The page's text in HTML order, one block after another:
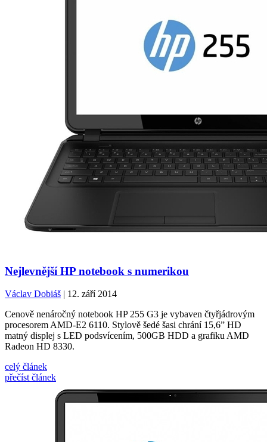
Nejlevnější HP notebook s numerikou
Václav Dobiáš | 12. září 2014
Cenově nenáročný notebook HP 255 G3 je vybaven čtyřjádrovým
procesorem AMD-E2 6110. Stylově šedé šasi chrání 15,6” HD
matný displej s LED podsvícením, 500GB HDD a grafiku AMD
Radeon HD 8330.
celý článek
přečíst článek